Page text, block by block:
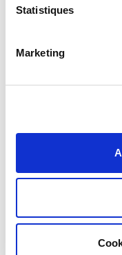
Statistiques
Marketing
Thématiques
Compte client (5)
Paiement (5)
Retour et
Produits et
Autres questions